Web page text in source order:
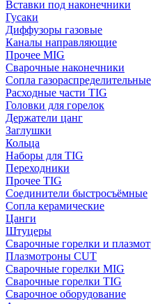
Вставки под наконечники
Гусаки
Диффузоры газовые
Каналы направляющие
Прочее MIG
Сварочные наконечники
Сопла газораспределительные
Расходные части TIG
Головки для горелок
Держатели цанг
Заглушки
Кольца
Наборы для TIG
Переходники
Прочее TIG
Соединители быстросъёмные
Сопла керамические
Цанги
Штуцеры
Сварочные горелки и
Плазмотроны CUT
Сварочные горелки MIG
Сварочные горелки TIG
Сварочное оборудование